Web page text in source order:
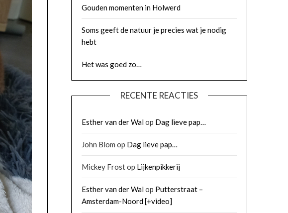
Gouden momenten in Holwerd
Soms geeft de natuur je precies wat je nodig
hebt
Het was goed zo…
RECENTE REACTIES
Esther van der Walop Dag lieve pap…
John Blom op Dag lieve pap…
Mickey Frostop Lijkenpikkerij
Esther van der Walop Putterstraat –
Amsterdam-Noord [+video]